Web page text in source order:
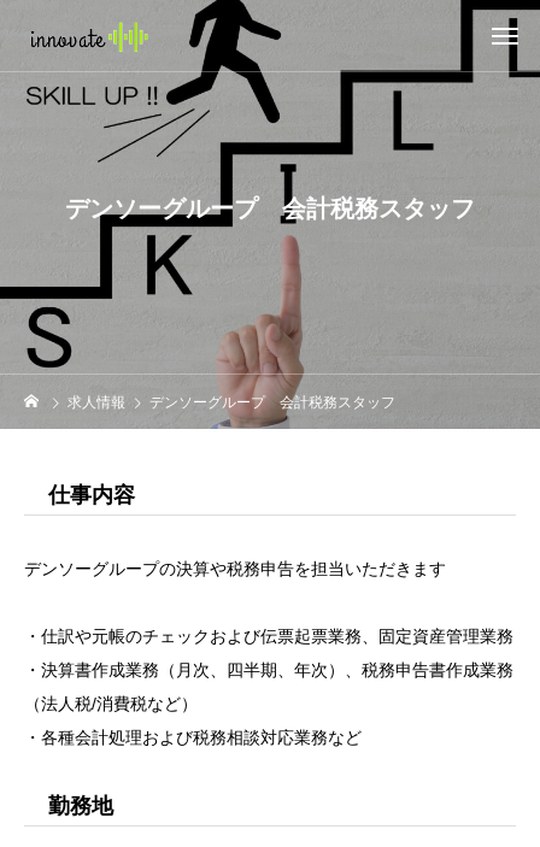
デンソーグループ 会計税務スタッフ
求人情報 デンソーグループ 会計税務スタッフ
仕事内容
デンソーグループの決算や税務申告を担当いただきます
・仕訳や元帳のチェックおよび伝票起票業務、固定資産管理業務
・決算書作成業務（月次、四半期、年次）、税務申告書作成業務
（法人税/消費税など）
・各種会計処理および税務相談対応業務など
勤務地